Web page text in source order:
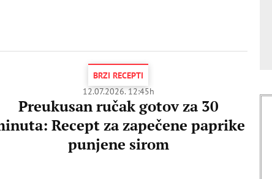
BRZI RECEPTI
12.07.2026. 12:45h
Preukusan ručak gotov za 30
Recept za zapečene paprike
punjene sirom